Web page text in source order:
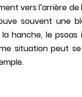
vers l’arrière
souvent une
hanche, le
situation peut